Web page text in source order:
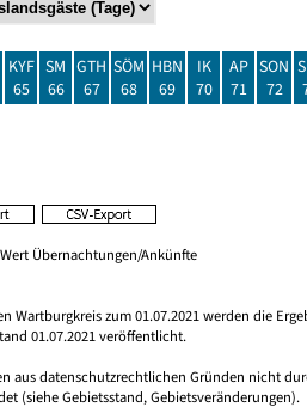
KYF
65
SM
66
GTH
67
SÖM
68
HBN
69
IK
70
AP
71
SON
72
Übernachtungen/Ankünfte
zum 01.07.2021 werden die
01.07.2021 veröffentlicht.
aus datenschutzrechtlichen Gründen nicht
(siehe Gebietsstand, Gebietsveränderungen).